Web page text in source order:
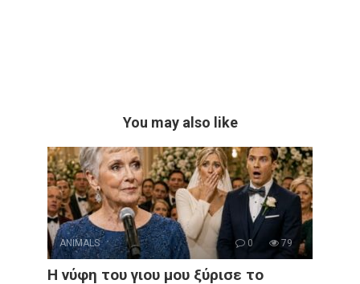
You may also like
ANIMALS 0 79
Η νύφη του γιου μου ξύρισε το